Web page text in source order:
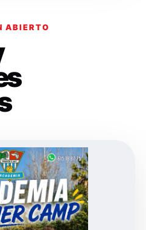
ABIERTO